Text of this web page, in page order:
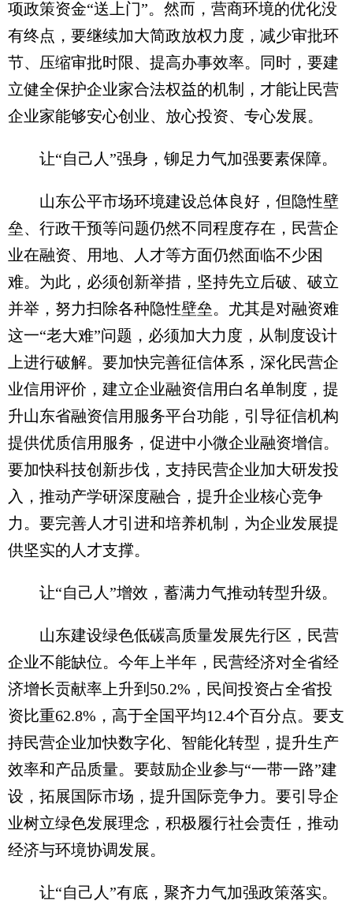
项政策资金“送上门”。然而，营商环境的优化没
有终点，要继续加大简政放权力度，减少审批环
节、压缩审批时限、提高办事效率。同时，要建
立健全保护企业家合法权益的机制，才能让民营
企业家能够安心创业、放心投资、专心发展。
让“自己人”强身，铆足力气加强要素保障。
山东公平市场环境建设总体良好，但隐性壁
垒、行政干预等问题仍然不同程度存在，民营企
业在融资、用地、人才等方面仍然面临不少困
难。为此，必须创新举措，坚持先立后破、破立
并举，努力扫除各种隐性壁垒。尤其是对融资难
这一“老大难”问题，必须加大力度，从制度设计
上进行破解。要加快完善征信体系，深化民营企
业信用评价，建立企业融资信用白名单制度，提
升山东省融资信用服务平台功能，引导征信机构
提供优质信用服务，促进中小微企业融资增信。
要加快科技创新步伐，支持民营企业加大研发投
入，推动产学研深度融合，提升企业核心竞争
力。要完善人才引进和培养机制，为企业发展提
供坚实的人才支撑。
让“自己人”增效，蓄满力气推动转型升级。
山东建设绿色低碳高质量发展先行区，民营
企业不能缺位。今年上半年，民营经济对全省经
济增长贡献率上升到50.2%，民间投资占全省投
资比重62.8%，高于全国平均12.4个百分点。要支
持民营企业加快数字化、智能化转型，提升生产
效率和产品质量。要鼓励企业参与“一带一路”建
设，拓展国际市场，提升国际竞争力。要引导企
业树立绿色发展理念，积极履行社会责任，推动
经济与环境协调发展。
让“自己人”有底，聚齐力气加强政策落实。